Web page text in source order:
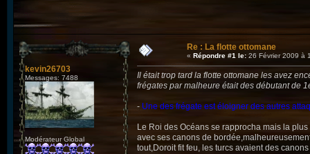
kevin26703
Messages: 7488
Modérateur Global
Re : La flotte ottomane
« Répondre #1 le: 26 Février 2009 à
Il était trop tard la flotte ottomane les avez
frégates par malheure était des débutant de
- Une des frégate est éloigner des autres
Le Roi des Océans se rapprocha mais la
avec ses canons de
tout,Doroit fit feu, les turcs avaient des